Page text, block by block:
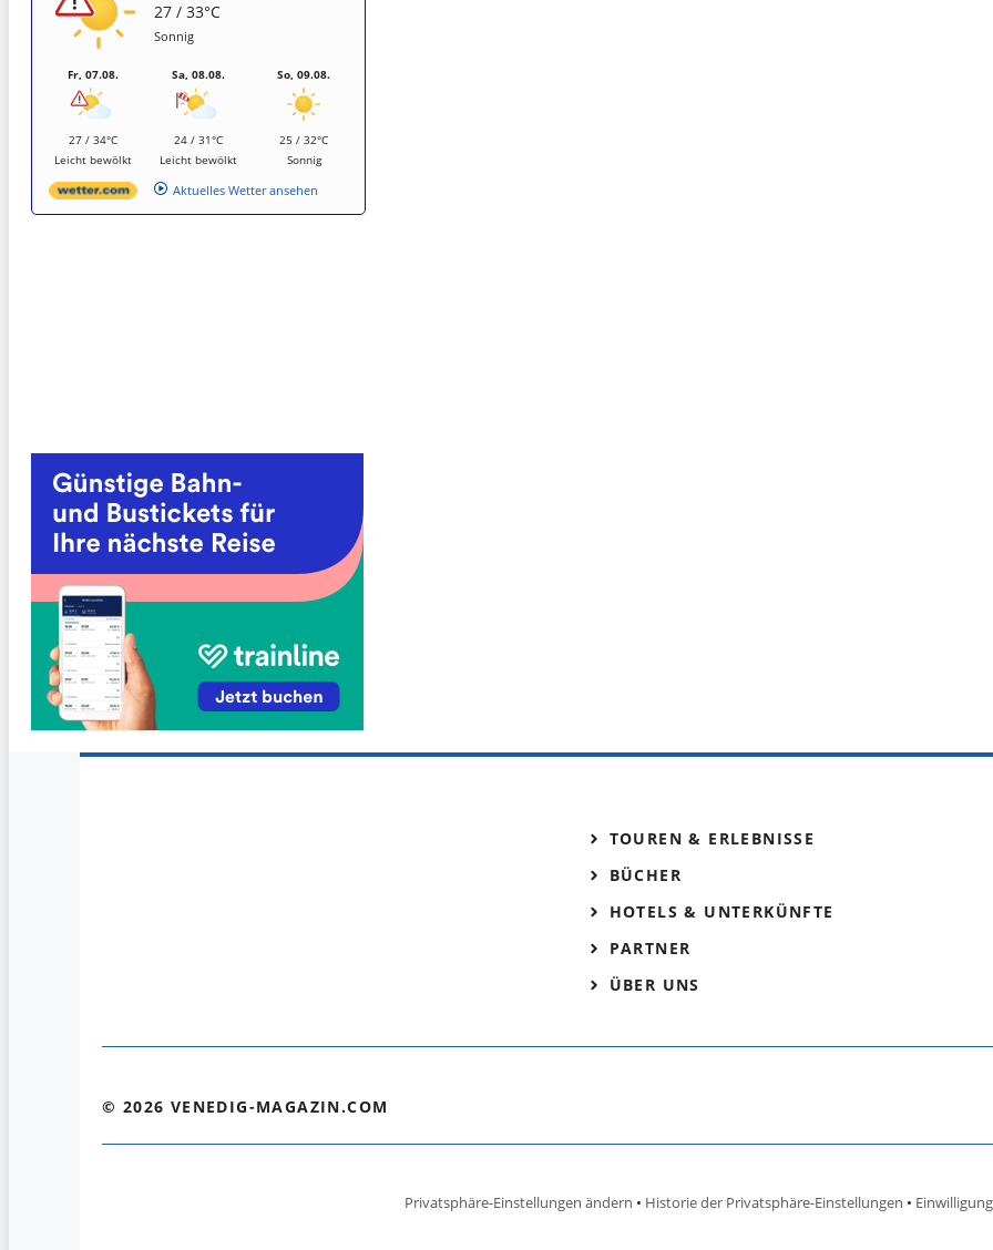
27 / 33°C
Sonnig
Fr, 07.08.
27 / 34°C
Leicht bewölkt
Sa, 08.08.
24 / 31°C
Leicht bewölkt
So, 09.08.
25 / 32°C
Sonnig
Aktuelles Wetter ansehen
TOUREN & ERLEBNISSE
BÜCHER
HOTELS & UNTERKÜNFTE
PARTNER
ÜBER UNS
© 2026 VENEDIG-MAGAZIN.COM
Privatsphäre-Einstellungen ändern • Historie der Privatsphäre-Einstellungen •